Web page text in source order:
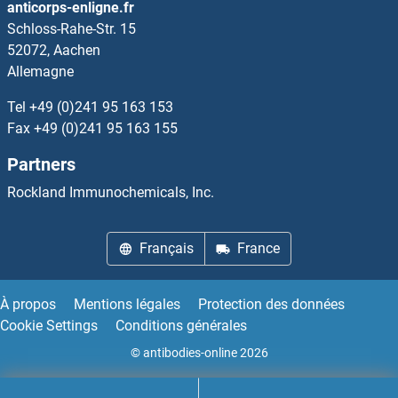
anticorps-enligne.fr
Schloss-Rahe-Str. 15
52072, Aachen
Allemagne
Tel +49 (0)241 95 163 153
Fax +49 (0)241 95 163 155
Partners
Rockland Immunochemicals, Inc.
Français France
À propos Mentions légales
Protection des données
Cookie Settings
Conditions générales
© antibodies-online 2026